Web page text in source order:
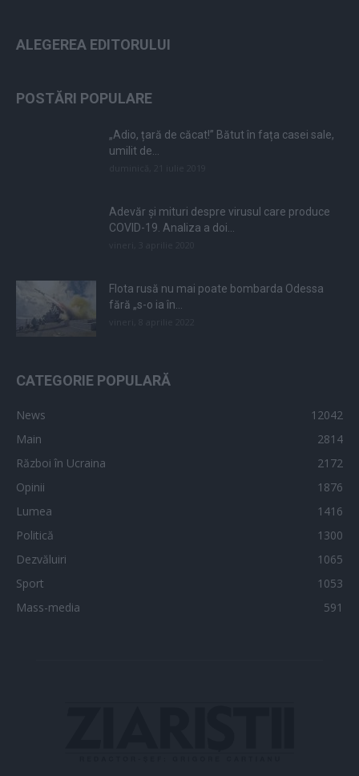
ALEGEREA EDITORULUI
POSTĂRI POPULARE
„Adio, țară de căcat!” Bătut în fața casei sale,
umilit de...
Adevăr și mituri despre virusul care produce
COVID-19. Analiza a doi...
Flota rusă nu mai poate bombarda Odessa
fără „s-o ia în...
CATEGORIE POPULARĂ
News
12042
Main
2814
Război în Ucraina
2172
Opinii
1876
Lumea
1416
Politică
1300
Dezvăluiri
1065
Sport
1053
Mass-media
591